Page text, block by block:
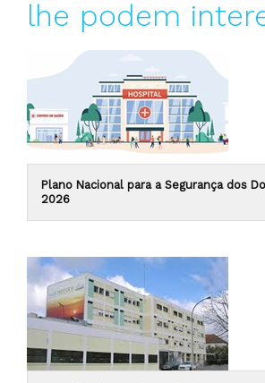
lhe podem
Plano Nacional para a Segurança dos
2026